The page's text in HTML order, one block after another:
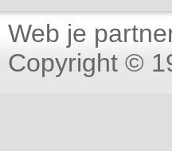
Web je
Copyright ©